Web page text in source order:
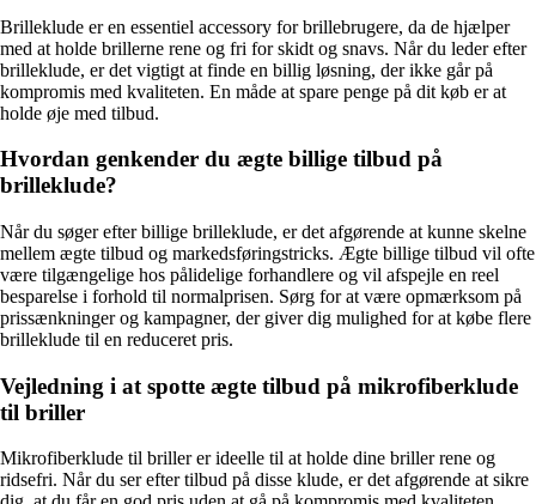
Brilleklude er en essentiel accessory for brillebrugere, da de hjælper
med at holde brillerne rene og fri for skidt og snavs. Når du leder efter
brilleklude, er det vigtigt at finde en billig løsning, der ikke går på
kompromis med kvaliteten. En måde at spare penge på dit køb er at
holde øje med tilbud.
Hvordan genkender du ægte billige tilbud på
brilleklude?
Når du søger efter billige brilleklude, er det afgørende at kunne skelne
mellem ægte tilbud og markedsføringstricks. Ægte billige tilbud vil ofte
være tilgængelige hos pålidelige forhandlere og vil afspejle en reel
besparelse i forhold til normalprisen. Sørg for at være opmærksom på
prissænkninger og kampagner, der giver dig mulighed for at købe flere
brilleklude til en reduceret pris.
Vejledning i at spotte ægte tilbud på mikrofiberklude
til briller
Mikrofiberklude til briller er ideelle til at holde dine briller rene og
ridsefri. Når du ser efter tilbud på disse klude, er det afgørende at sikre